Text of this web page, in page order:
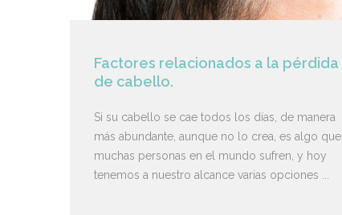
Factores relacionados a la pérdida
de cabello.
Si su cabello se cae todos los días, de manera
más abundante, aunque no lo crea, es algo que
muchas personas en el mundo sufren, y hoy
tenemos a nuestro alcance varias opciones ...